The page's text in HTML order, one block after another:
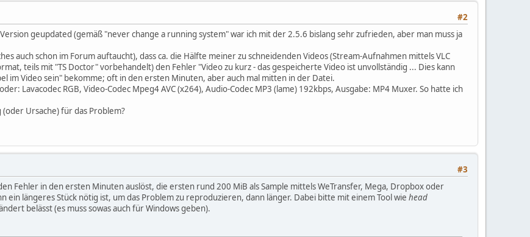
#2
geupdated (gemäß "never change a running system" war ich mit der 2.5.6 bislang sehr zufrieden, aber man muss ja
auch schon im Forum auftaucht), dass ca. die Hälfte meiner zu schneidenden Videos (Stream-Aufnahmen mittels VLC
teils mit "TS Doctor" vorbehandelt) den Fehler "Video zu kurz - das gespeicherte Video ist unvollständig ... Dies kann
im Video sein" bekomme; oft in den ersten Minuten, aber auch mal mitten in der Datei.
Lavacodec RGB, Video-Codec Mpeg4 AVC (x264), Audio-Codec MP3 (lame) 192kbps, Ausgabe: MP4 Muxer. So hatte ich
Ursache) für das Problem?
#3
Fehler in den ersten Minuten auslöst, die ersten rund 200 MiB als Sample mittels WeTransfer, Mega, Dropbox oder
ein längeres Stück nötig ist, um das Problem zu reproduzieren, dann länger. Dabei bitte mit einem Tool wie head
belässt (es muss sowas auch für Windows geben).